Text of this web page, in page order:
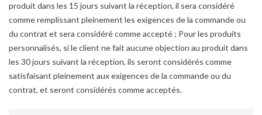
produit dans les 15 jours suivant la réception, il sera considéré
comme remplissant pleinement les exigences de la commande ou
du contrat et sera considéré comme accepté ; Pour les produits
personnalisés, si le client ne fait aucune objection au produit dans
les 30 jours suivant la réception, ils seront considérés comme
satisfaisant pleinement aux exigences de la commande ou du
contrat, et seront considérés comme acceptés.